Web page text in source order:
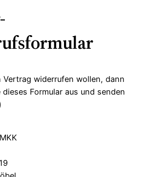
Vertrag widerrufen wollen, dann
Formular aus und senden